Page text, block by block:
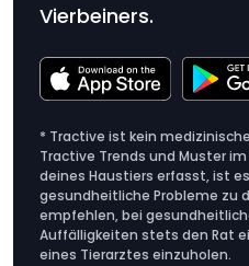
Vierbeiners.
* Tractive ist kein
Tractive Trends und Muster
deines Haustiers erfasst, ist
gesundheitliche Probleme zu
empfehlen, bei
Auffälligkeiten stets den Rat
eines Tierarztes einzuholen.